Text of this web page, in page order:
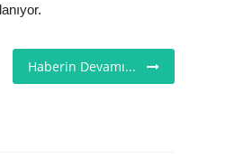
Haberin Devamı...